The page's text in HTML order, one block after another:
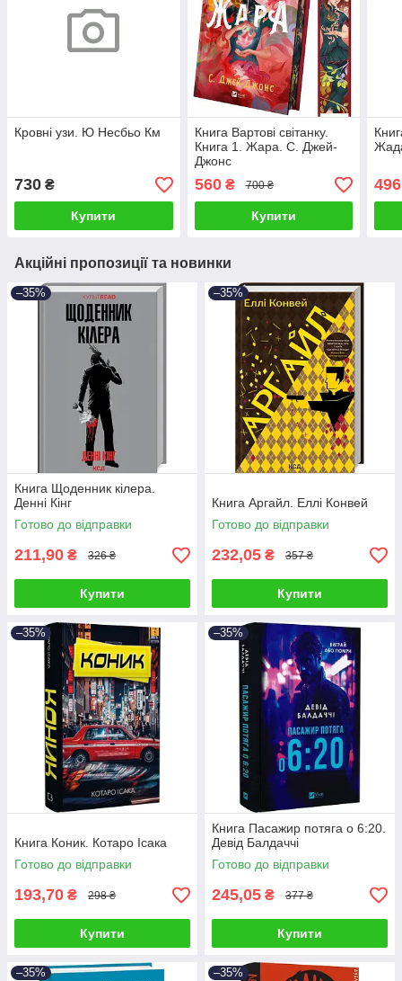
Кровні узи. Ю Несбьо Км
730 ₴
Купити
Книга Вартові світанку.
Книга 1. Жара. С. Джей-
Джонс
560₴ 700 ₴
Купити
496
Акційні пропозиції та новинки
–35%
Книга Щоденник кілера.
Денні Кінг
Готово до відправки
211,90 ₴ 326 ₴
Купити
–35%
Книга Аргайл. Еллі Конвей
Готово до відправки
232,05 ₴ 357 ₴
Купити
–35%
Книга Коник. Котаро Ісака
Готово до відправки
193,70 ₴ 298 ₴
Купити
–35%
Книга Пасажир потяга о 6:20.
Девід Балдаччі
Готово до відправки
245,05 ₴ 377 ₴
Купити
–35% –35%